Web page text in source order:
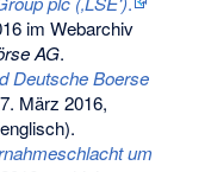
im Webarchiv
AG.
Deutsche Boerse
März 2016,
um